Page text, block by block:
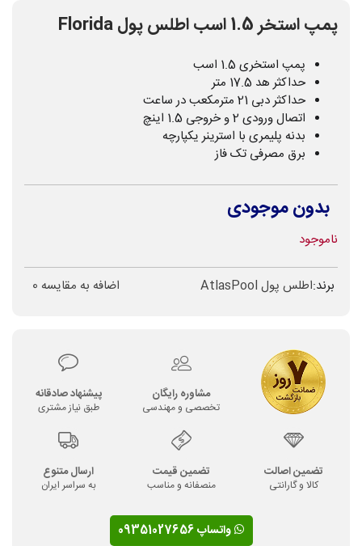
پمپ استخر 1.5 اسب اطلس پول Florida
پمپ استخری 1.5 اسب
حداکثر هد 17.5 متر
حداکثر دبی 21 مترمکعب در ساعت
اتصال ورودی 2 و خروجی 1.5 اینچ
بدنه پلیمری با استرینر یکپارچه
برق مصرفی تک فاز
بدون موجودی
ناموجود
برند:اطلس پول AtlasPool اضافه به مقایسه 0
مشاوره رایگان
تخصصی و مهندسی
پیشنهاد صادقانه
طبق نیاز مشتری
تضمین اصالت
کالا و گارانتی
تضمین قیمت
منصفانه و مناسب
ارسال متنوع
به سراسر ایران
واتساپ 09351027656